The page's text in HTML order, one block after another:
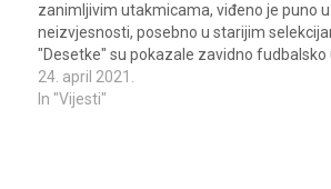
zanimljivim utakmicama, viđeno je puno
neizvjesnosti, posebno u starijim
"Desetke" su pokazale zavidno fudbalsko
je meč završen neriješeno 1:1. Kod 2009.,…
24. april 2021.
In "Vijesti"